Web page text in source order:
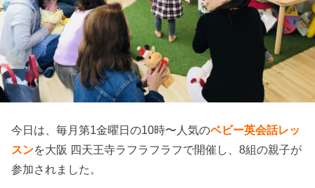
今日は、毎月第1金曜日の10時〜人気のベビー英会話レッ
スンを大阪 四天王寺ラフラフラフで開催し、8組の親子が
参加されました。